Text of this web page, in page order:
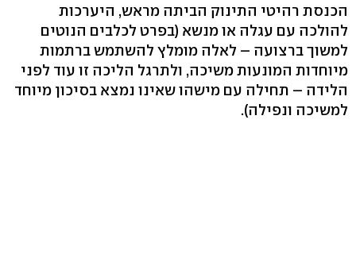
הכנסת רהיטי התינוק הביתה מראש, היערכות
להולכה עם עגלה או מנשא (בפרט לכלבים הנוטים
למשוך ברצועה – לאלה מומלץ להשתמש ברתמות
מיוחדות המונעות משיכה, ולתרגל הליכה זו עוד לפני
הלידה – תחילה עם מישהו שאינו נמצא בסיכון מיוחד
למשיכה ונפילה).